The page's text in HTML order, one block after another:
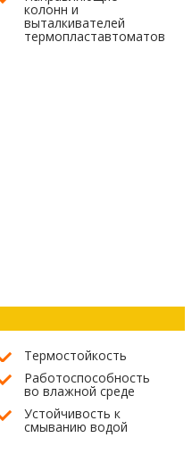
колонн и
выталкивателей
термопластавтоматов
Термостойкость
Работоспособность
во влажной среде
Устойчивость к
смыванию водой